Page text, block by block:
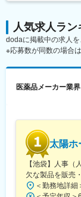
・基本土日
・残業20h
・スケジュ
・転居を伴
・最近、健
献すること
れてありが
りがいです。
変更の範囲
【MRとは】
医薬品を正
品の情報の
報を正し
当社は眼科
■研修体制：
＜入社後＞
大阪本社に
＜配属後＞
人気求人ラン
dodaに掲載中の求人を
※応募数が同数の場合
医薬品メーカー業界
太陽ホ
【池袋】人事
欠な製品を販売